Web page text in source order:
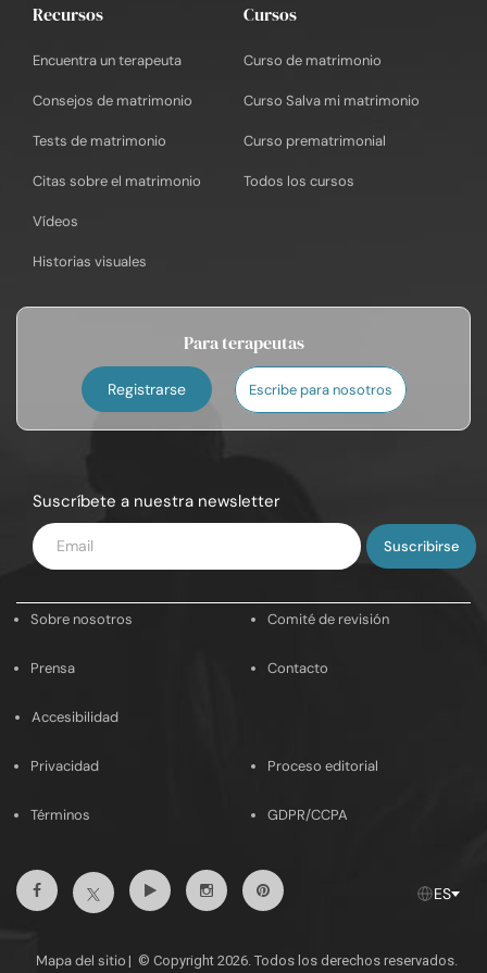
Recursos
Encuentra un terapeuta
Consejos de matrimonio
Tests de matrimonio
Citas sobre el matrimonio
Vídeos
Historias visuales
Cursos
Curso de matrimonio
Curso Salva mi matrimonio
Curso prematrimonial
Todos los cursos
Para terapeutas
Registrarse Escribe para nosotros
Suscríbete a nuestra newsletter
Introduce
tu
Sobre nosotros Comité de revisión
Prensa Contacto
Accesibilidad
Privacidad Proceso editorial
Términos GDPR/CCPA
FacebookTwitterYoutubeInstagramPinterest ES
Mapa del sitio | © Copyright 2026. Todos los derechos reservados.